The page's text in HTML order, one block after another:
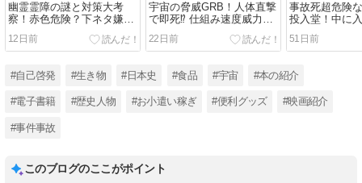
幽霊霊障の謎と対策大考
察！赤色危険？下ネタ嫌
い？実際いる？電話も掛け
てくる？👻
12日前
宇宙の脅威GRB！人体直撃
で即死⁉ 仕組み速度威力や
地球に当たる確率は？
22日前
事故死超危険
投入堂！中に
だけ？見える
51日前
#自己啓発 #生き物 #日本史 #食品 #宇宙 #本の紹介
#電子書籍 #歴史人物 #お小遣い稼ぎ #便利グッズ #映画紹介
#事件事故
このブログのここがポイント